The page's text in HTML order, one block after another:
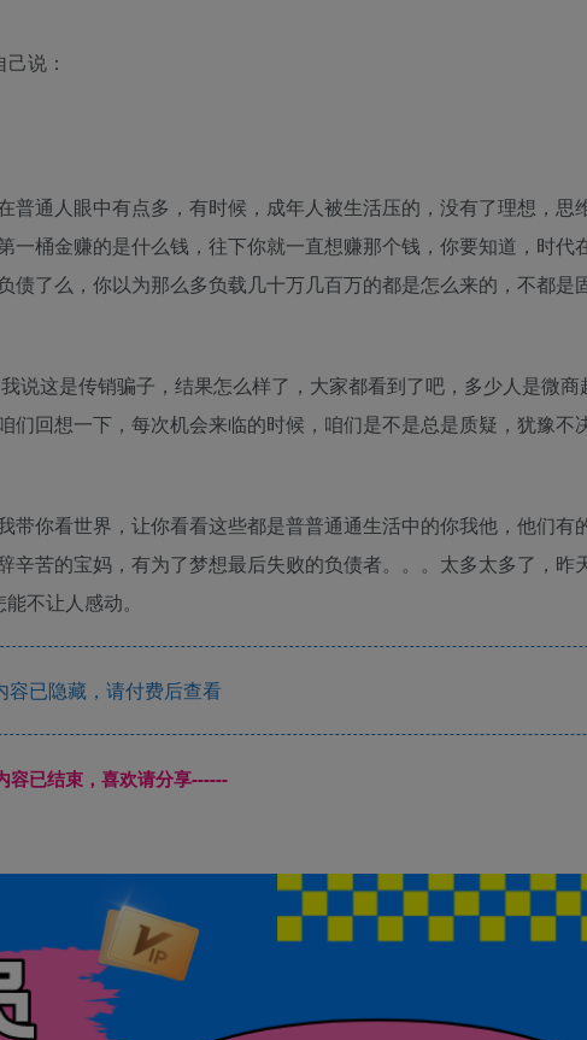
说：
通人眼中有点多，有时候，成年人被生活压的，没有了理想，思
桶金赚的是什么钱，往下你就一直想赚那个钱，你要知道，时代
了么，你以为那么多负载几十万几百万的都是怎么来的，不都是
说这是传销骗子，结果怎么样了，大家都看到了吧，多少人是微商
回想一下，每次机会来临的时候，咱们是不是总是质疑，犹豫不
你看世界，让你看看这些都是普普通通生活中的你我他，他们有
苦的宝妈，有为了梦想最后失败的负债者。。。太多太多了，昨
不让人感动。
已隐藏，请付费后查看
容已结束，喜欢请分享------